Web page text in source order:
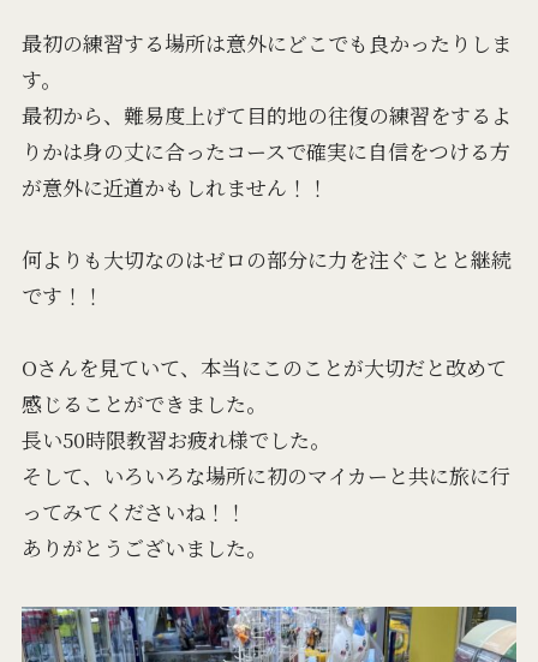
最初の練習する場所は意外にどこでも良かったりしま
す。
最初から、難易度上げて目的地の往復の練習をするよ
りかは身の丈に合ったコースで確実に自信をつける方
が意外に近道かもしれません！！
何よりも大切なのはゼロの部分に力を注ぐことと継続
です！！
Oさんを見ていて、本当にこのことが大切だと改めて
感じることができました。
長い50時限教習お疲れ様でした。
そして、いろいろな場所に初のマイカーと共に旅に行
ってみてくださいね！！
ありがとうございました。